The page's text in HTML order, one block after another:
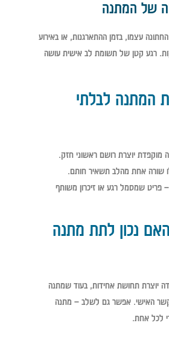
של המתנה
עצמו, בזמן ההתארגנות, או באירוע
רגע קטן של תשומת לב אישית עושה
המתנה לבלתי
מוקפדת יוצרת רושם ראשוני חזק.
שורה אחת מהלב תשאיר חותם.
פריט שמסמל רגע או זיכרון משותף
נכון לתת מתנה
יוצרת תחושת אחידות, בעוד שמתנה
האישי. אפשר גם לשלב – מתנה
לכל אחת.